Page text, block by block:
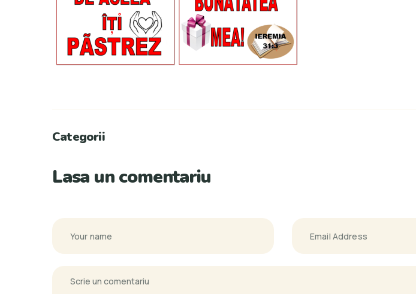
Categorii
Lasa un comentariu